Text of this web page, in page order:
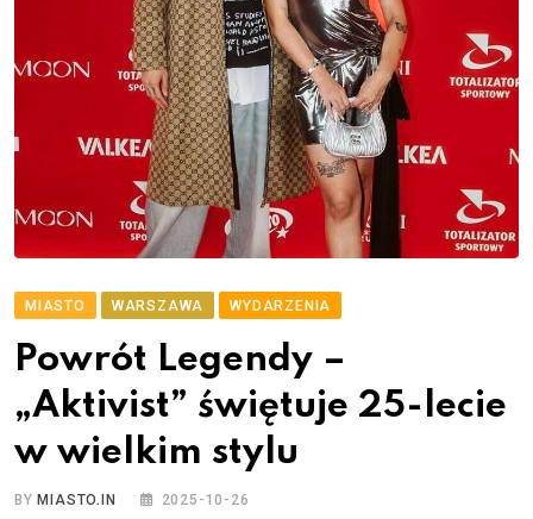
MIASTO WARSZAWA WYDARZENIA
Powrót Legendy –
„Aktivist” świętuje 25-lecie
w wielkim stylu
BYMIASTO.IN 2025-10-26